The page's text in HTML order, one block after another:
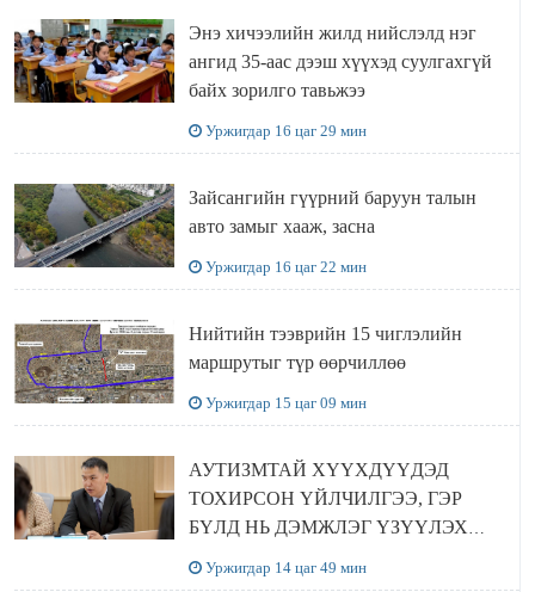
Энэ хичээлийн жилд нийслэлд нэг
ангид 35-аас дээш хүүхэд суулгахгүй
байх зорилго тавьжээ
Уржигдар 16 цаг 29 мин
Зайсангийн гүүрний баруун талын
авто замыг хааж, засна
Уржигдар 16 цаг 22 мин
Нийтийн тээврийн 15 чиглэлийн
маршрутыг түр өөрчиллөө
Уржигдар 15 цаг 09 мин
АУТИЗМТАЙ ХҮҮХДҮҮДЭД
ТОХИРСОН ҮЙЛЧИЛГЭЭ, ГЭР
БҮЛД НЬ ДЭМЖЛЭГ ҮЗҮҮЛЭХ
Уржигдар 14 цаг 49 мин